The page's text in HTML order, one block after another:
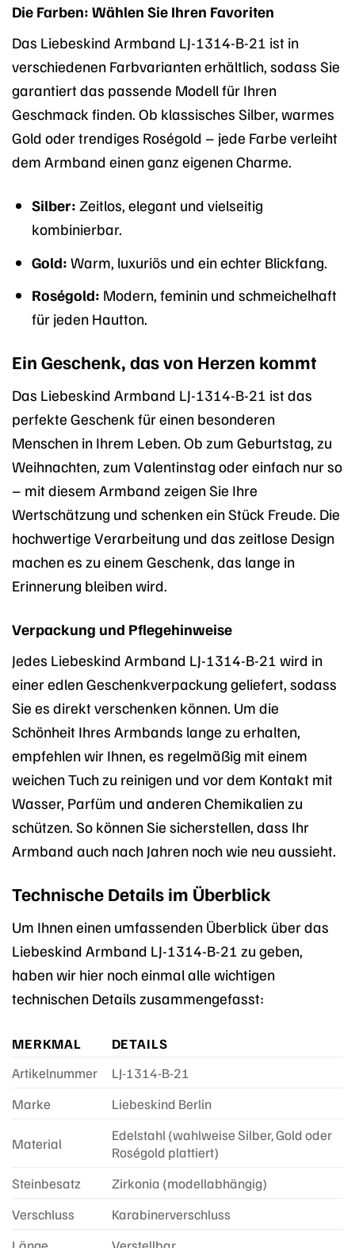
Die Farben: Wählen Sie Ihren Favoriten
Das Liebeskind Armband LJ-1314-B-21 ist in
verschiedenen Farbvarianten erhältlich, sodass Sie
garantiert das passende Modell für Ihren
Geschmack finden. Ob klassisches Silber, warmes
Gold oder trendiges Roségold – jede Farbe verleiht
dem Armband einen ganz eigenen Charme.
Silber: Zeitlos, elegant und vielseitig
kombinierbar.
Gold: Warm, luxuriös und ein echter Blickfang.
Roségold: Modern, feminin und schmeichelhaft
für jeden Hautton.
Ein Geschenk, das von Herzen kommt
Das Liebeskind Armband LJ-1314-B-21 ist das
perfekte Geschenk für einen besonderen
Menschen in Ihrem Leben. Ob zum Geburtstag, zu
Weihnachten, zum Valentinstag oder einfach nur so
– mit diesem Armband zeigen Sie Ihre
Wertschätzung und schenken ein Stück Freude. Die
hochwertige Verarbeitung und das zeitlose Design
machen es zu einem Geschenk, das lange in
Erinnerung bleiben wird.
Verpackung und Pflegehinweise
Jedes Liebeskind Armband LJ-1314-B-21 wird in
einer edlen Geschenkverpackung geliefert, sodass
Sie es direkt verschenken können. Um die
Schönheit Ihres Armbands lange zu erhalten,
empfehlen wir Ihnen, es regelmäßig mit einem
weichen Tuch zu reinigen und vor dem Kontakt mit
Wasser, Parfüm und anderen Chemikalien zu
schützen. So können Sie sicherstellen, dass Ihr
Armband auch nach Jahren noch wie neu aussieht.
Technische Details im Überblick
Um Ihnen einen umfassenden Überblick über das
Liebeskind Armband LJ-1314-B-21 zu geben,
haben wir hier noch einmal alle wichtigen
technischen Details zusammengefasst:
MERKMAL
DETAILS
Artikelnummer
LJ-1314-B-21
Marke
Liebeskind Berlin
Material
Edelstahl (wahlweise Silber, Gold oder
Roségold plattiert)
Steinbesatz
Zirkonia (modellabhängig)
Verschluss
Karabinerverschluss
Länge
Verstellbar